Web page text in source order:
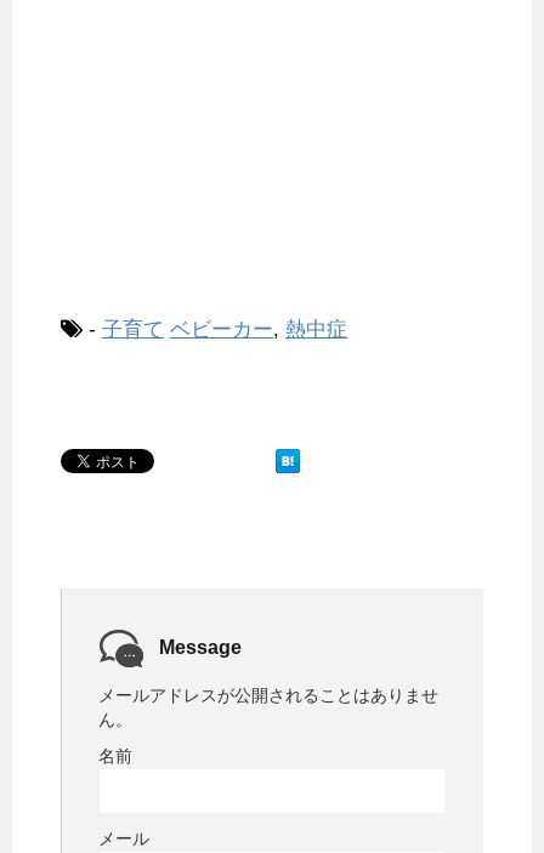
- 子育て ベビーカー, 熱中症
Message
メールアドレスが公開されることはありませ
ん。
名前
メール